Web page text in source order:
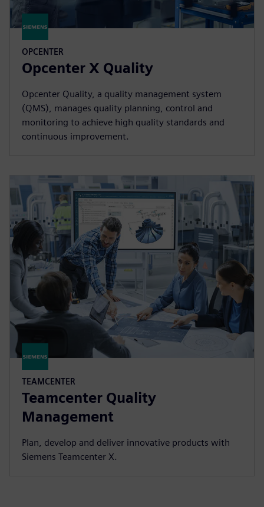
OPCENTER
Opcenter X Quality
Opcenter Quality, a quality management system
(QMS), manages quality planning, control and
monitoring to achieve high quality standards and
continuous improvement.
TEAMCENTER
Teamcenter Quality
Management
Plan, develop and deliver innovative products with
Siemens Teamcenter X.